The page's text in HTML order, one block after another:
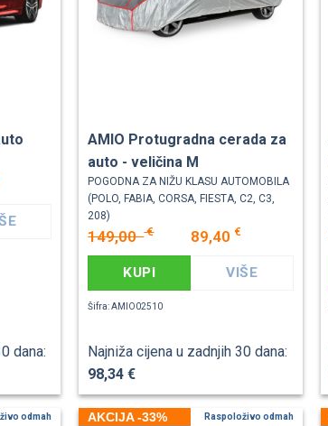
dana:
AMIO Protugradna cerada za
auto - veličina M
POGODNA ZA NIŽU KLASU AUTOMOBILA
(POLO, FABIA, CORSA, FIESTA, C2, C3,
208)
149,00€ 89,40 €
KUPI VIŠE
Šifra: AMIO02510
Najniža cijena u zadnjih 30 dana:
98,34 €
odmah AKCIJA -33% Raspoloživo odmah